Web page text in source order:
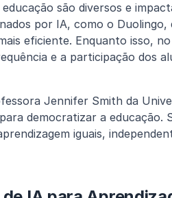
são diversos e
por IA, como o
eficiente. Enquanto isso,
e a participação dos
Jennifer Smith da
democratizar a educação.
iguais,